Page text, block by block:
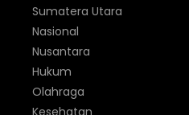
Sumatera Utara
Nasional
Nusantara
Hukum
Olahraga
Kesehatan